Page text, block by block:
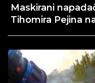
Maskirani
Tihomira Pejina